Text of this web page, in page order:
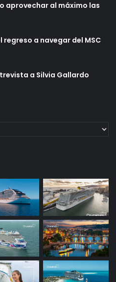
aprovechar al máximo las
regreso a navegar del MSC
a Silvia Gallardo